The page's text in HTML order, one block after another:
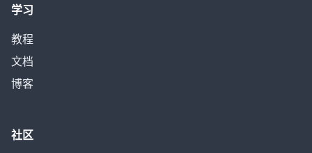
学习
教程
文档
博客
社区